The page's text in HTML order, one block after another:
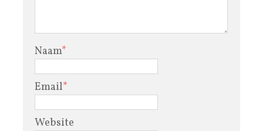
Naam*
Email*
Website